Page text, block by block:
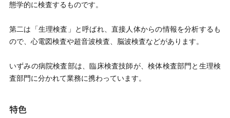
アクセス
お問い合わせ
態学的に検査するものです。
第二は「生理検査」と呼ばれ、直接人体からの情報を分析するも
ので、心電図検査や超音波検査、脳波検査などがあります。
いずみの病院検査部は、臨床検査技師が、検体検査部門と生理検
査部門に分かれて業務に携わっています。
特色